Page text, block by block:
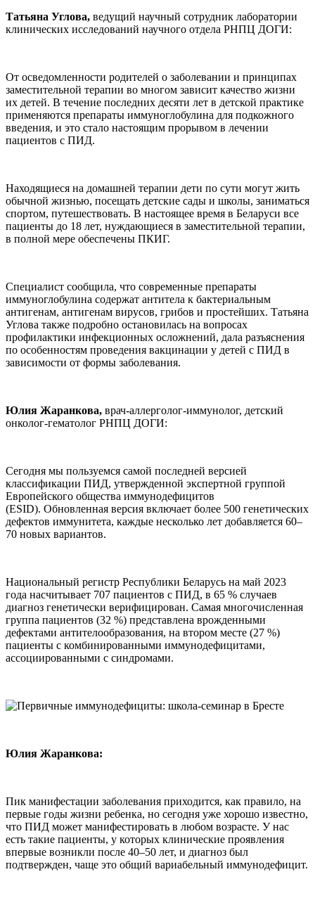
Татьяна Углова, ведущий научный сотрудник лаборатории
клинических исследований научного отдела РНПЦ ДОГИ:
От осведомленности родителей о заболевании и принципах
заместительной терапии во многом зависит качество жизни
их детей. В течение последних десяти лет в детской практике
применяются препараты иммуноглобулина для подкожного
введения, и это стало настоящим прорывом в лечении
пациентов с ПИД.
Находящиеся на домашней терапии дети по сути могут жить
обычной жизнью, посещать детские сады и школы, заниматься
спортом, путешествовать. В настоящее время в Беларуси все
пациенты до 18 лет, нуждающиеся в заместительной терапии,
в полной мере обеспечены ПКИГ.
Специалист сообщила, что современные препараты
иммуноглобулина содержат антитела к бактериальным
антигенам, антигенам вирусов, грибов и простейших. Татьяна
Углова также подробно остановилась на вопросах
профилактики инфекционных осложнений, дала разъяснения
по особенностям проведения вакцинации у детей с ПИД в
зависимости от формы заболевания.
Юлия Жаранкова, врач-аллерголог-иммунолог, детский
онколог-гематолог РНПЦ ДОГИ:
Сегодня мы пользуемся самой последней версией
классификации ПИД, утвержденной экспертной группой
Европейского общества иммунодефицитов
(ESID). Обновленная версия включает более 500 генетических
дефектов иммунитета, каждые несколько лет добавляется 60–
70 новых вариантов.
Национальный регистр Республики Беларусь на май 2023
года насчитывает 707 пациентов с ПИД, в 65 % случаев
диагноз генетически верифицирован. Самая многочисленная
группа пациентов (32 %) представлена врожденными
дефектами антителообразования, на втором месте (27 %)
пациенты с комбинированными иммунодефицитами,
ассоциированными с синдромами.
Юлия Жаранкова:
Пик манифестации заболевания приходится, как правило, на
первые годы жизни ребенка, но сегодня уже хорошо известно,
что ПИД может манифестировать в любом возрасте. У нас
есть такие пациенты, у которых клинические проявления
впервые возникли после 40–50 лет, и диагноз был
подтвержден, чаще это общий вариабельный иммунодефицит.